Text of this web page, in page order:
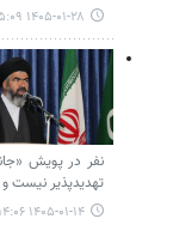
۱۴۰۵-۰۱-۲۸ ۱۵:۰۹
تهدیدپذیر نیست
۱۴۰۵-۰۱-۱۴ ۱۴:۰۶